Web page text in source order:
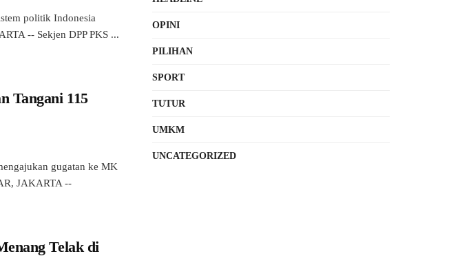
politik Indonesia
-- Sekjen DPP PKS ...
Tangani 115
gugatan ke MK
JAKARTA --
Telak di
OPINI
PILIHAN
SPORT
TUTUR
UMKM
UNCATEGORIZED